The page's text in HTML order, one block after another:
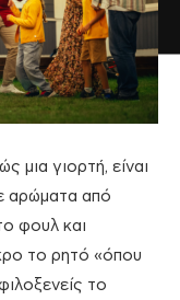
μια γιορτή, είναι
αρώματα από
φουλ και
το ρητό «όπου
το